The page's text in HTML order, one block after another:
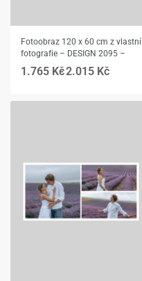
Fotoobraz 120 x 60 cm z vlastní
fotografie – DESIGN 2095 –
1.765 Kč2.015 Kč